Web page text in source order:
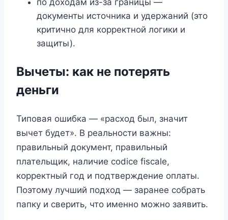
документы источника и удержаний (это
критично для корректной логики и
защиты).
Вычеты: как не потерять
деньги
Типовая ошибка — «расход был, значит
вычет будет». В реальности важны:
правильный документ, правильный
плательщик, наличие codice fiscale,
корректный год и подтверждение оплаты.
Поэтому лучший подход — заранее собрать
папку и сверить, что именно можно заявить.